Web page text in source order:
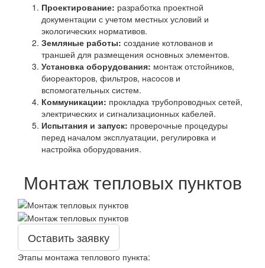
Проектирование: разработка проектной
документации с учетом местных условий и
экологических нормативов.
Земляные работы: создание котлованов и
траншей для размещения основных элементов.
Установка оборудования: монтаж отстойников,
биореакторов, фильтров, насосов и
вспомогательных систем.
Коммуникации: прокладка трубопроводных сетей,
электрических и сигнализационных кабелей.
Испытания и запуск: проверочные процедуры
перед началом эксплуатации, регулировка и
настройка оборудования.
Монтаж тепловых пунктов
Оставить заявку
Этапы монтажа теплового пункта: